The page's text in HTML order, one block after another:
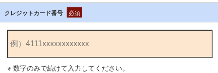
クレジットカード番号 必須
※ 数字のみで続けて入力してください。